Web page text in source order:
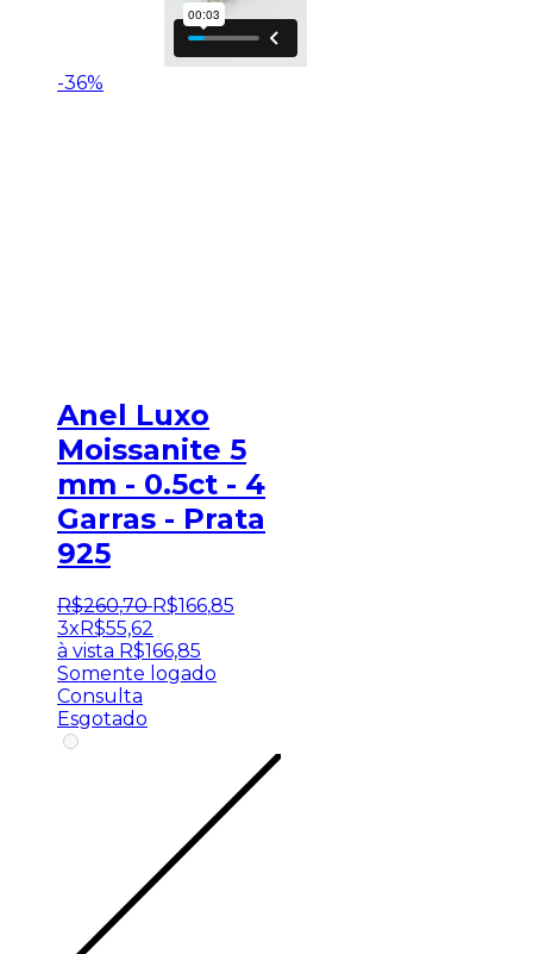
-36%
Anel Luxo
Moissanite 5
mm - 0.5ct - 4
Garras - Prata
925
R$260,70 R$166,85
3x R$55,62
à vista R$166,85
Somente logado
Consulta
Esgotado